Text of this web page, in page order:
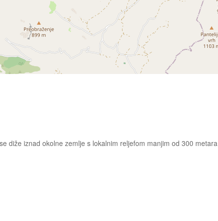
diže iznad okolne zemlje s lokalnim reljefom manjim od 300 metara